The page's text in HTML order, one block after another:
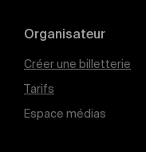
Organisateur
Créer une billetterie
Tarifs
Espace médias